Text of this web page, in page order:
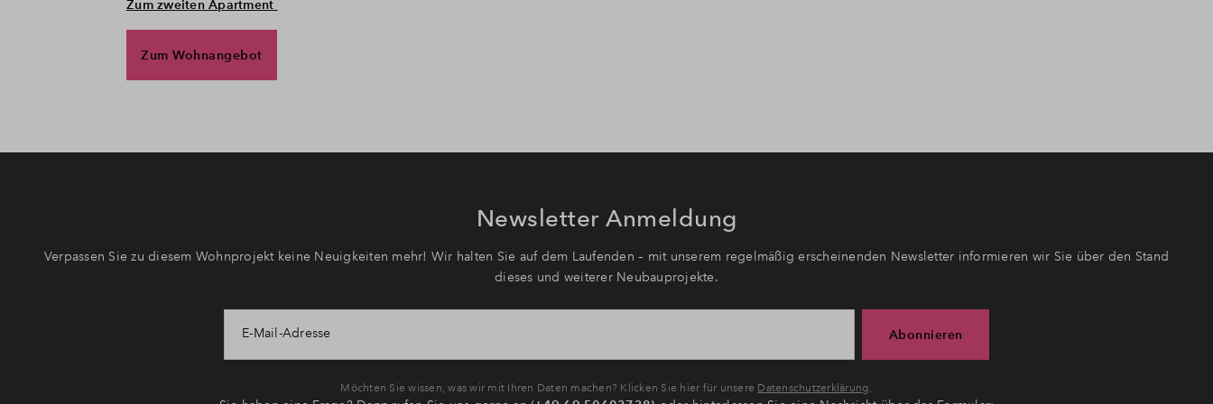
Zum zweiten Apartment
Zum Wohnangebot
Newsletter Anmeldung
Verpassen Sie zu diesem Wohnprojekt keine Neuigkeiten mehr! Wir halten Sie auf dem Laufenden – mit unserem regelmäßig erscheinenden Newsletter informieren wir Sie über den Stand
dieses und weiterer Neubauprojekte.
E-Mail-Adresse Abonnieren
Möchten Sie wissen, was wir mit Ihren Daten machen? Klicken Sie hier für unsere Datenschutzerklärung.